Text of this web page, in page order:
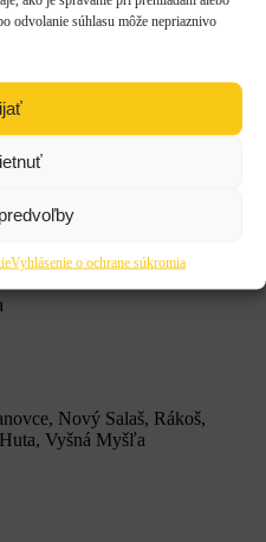
odvolanie súhlasu môže nepriaznivo
Vyhlásenie o ochrane súkromia
Nový Salaš, Rákoš,
Vyšná Myšľa